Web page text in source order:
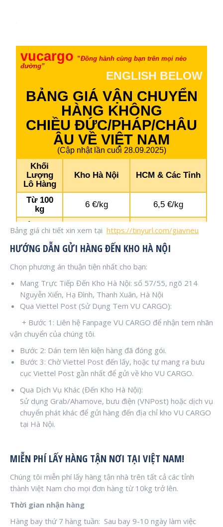
Bảng giá chi tiết xin xem tại https://tinyurl.com/giavneu
HƯỚNG DẪN GỬI HÀNG ĐẾN KHO HÀ NỘI
Chọn phương án thuận tiện nhất cho bạn:
Mang Trực Tiếp Đến Kho Hà Nội: số 57/55, ngõ 214
Nguyễn Xiển, Hạ Đình, Thanh Xuân, Hà Nội
Qua Viettel Post (Sử Dụng Tem VU CARGO):
+ Bước 1: Liên hệ Fanpage VU CARGO để nhận tem nhãn
vận chuyển của chúng tôi.
Bước 2: Dán tem lên kiện hàng đã đóng gói.
Bước 3: Chờ Viettel Post đến lấy, hoặc tự mang ra bưu
cục Viettel Post gần nhất để gửi về kho VU CARGO.
Qua Dịch Vụ Khác (Đến Kho Hà Nội):
Sử dụng Grab/Ahamove, bưu điện (VNPost) hoặc dịch vụ
chuyển phát khác để gửi hàng đến địa chỉ kho VU CARGO
tại Hà Nội.
MIỄN PHÍ LẤY HÀNG TẬN NƠI TẠI VIỆT NAM!
Chúng tôi miễn phí lấy hàng tận nhà trên tất cả các tỉnh
thành Việt Nam cho mọi đơn hàng từ 10kg trở lên.
Thời gian nhận hàng
Hàng bay thứ 7 hàng tuần: Sau bay 9-10 ngày làm việc